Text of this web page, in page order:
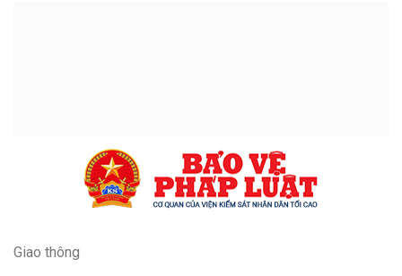
Giao thông